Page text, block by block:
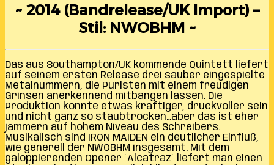
~ 2014 (Bandrelease/UK Import) –
Stil: NWOBHM ~
Das aus Southampton/UK kommende Quintett liefert
auf seinem ersten Release drei sauber eingespielte
Metalnummern, die Puristen mit einem freudigen
Grinsen anerkennend mitbangen lassen. Die
Produktion konnte etwas kräftiger, druckvoller sein
und nicht ganz so staubtrocken…aber das ist eher
jammern auf hohem Niveau des Schreibers.
Musikalisch sind IRON MAIDEN ein deutlicher Einfluß,
wie generell der NWOBHM insgesamt. Mit dem
galoppierenden Opener `Alcatraz` liefert man einen